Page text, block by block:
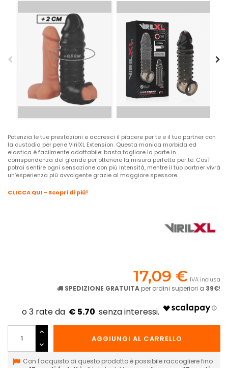
Potenzia le tue prestazioni e accresci il piacere per te e il tuo partner con
la custodia per pene VirilXL Extension. Questa manica morbida ed
elastica è facilmente adattabile: basta tagliare la parte in
corrispondenza del glande per ottenere la misura perfetta per te. Così
potrai sentire ogni sensazione con più intensità, mentre il tuo partner vivrà
un’esperienza più avvolgente grazie al maggiore spessore.
CLICCA QUI - Scopri di più!
17,09 € IVA inclusa
SPEDIZIONE GRATUITA per ordini superiori a 39€!
€ 5.70
AGGIUNGI AL CARRELLO
Con l'acquisto di questo prodotto è possibile raccogliere fino